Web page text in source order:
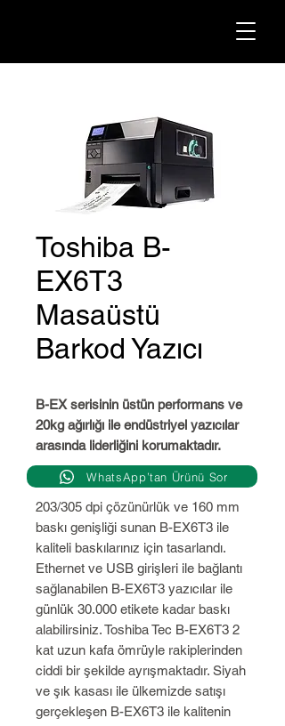
Toshiba B-
EX6T3
Masaüstü
Barkod Yazıcı
B-EX serisinin üstün performans ve
20kg ağırlığı ile endüstriyel yazıcılar
arasında liderliğini korumaktadır.
203/305 dpi çözünürlük ve 160 mm
baskı genişliği sunan B-EX6T3 ile
kaliteli baskılarınız için tasarlandı.
Ethernet ve USB girişleri ile bağlantı
sağlanabilen B-EX6T3 yazıcılar ile
günlük 30.000 etikete kadar baskı
alabilirsiniz. Toshiba Tec B-EX6T3 2
kat uzun kafa ömrüyle rakiplerinden
ciddi bir şekilde ayrışmaktadır. Siyah
ve şık kasası ile ülkemizde satışı
gerçekleşen B-EX6T3 ile kalitenin
WhatsApp’tan Ürünü Sor